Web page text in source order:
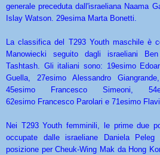
generale preceduta dall'israeliana Naama
Islay Watson. 29esima Marta Bonetti.
La classifica del T293 Youth maschile è
Manowiecki seguito dagli israeliani
Tashtash. Gli italiani sono: 19esimo
Guella, 27esimo Alessandro
45esimo Francesco Simeoni,
62esimo Francesco Parolari e 71esimo
Nei T293 Youth femminili, le prime due
occupate dalle israeliane Daniela
posizione per Cheuk-Wing Mak da Hong